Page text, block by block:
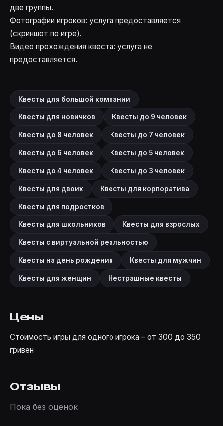
две группы.
Фотографии игроков: услуга предоставляется
(скриншот по игре).
Видео прохождения квеста: услуга не
предоставляется.
Квесты для большой компании
Квесты для новичков Квесты до 9 человек
Квесты до 8 человек Квесты до 7 человек
Квесты до 6 человек Квесты до 5 человек
Квесты до 4 человек Квесты до 3 человек
Квесты для двоих Квесты для корпоратива
Квесты для подростков
Квесты для школьников Квесты для взрослых
Квесты с виртуальной реальностью
Квесты на день рождения Квесты для мужчин
Квесты для женщин Нестрашные квесты
Цены
Стоимость игры для одного игрока – от 300 до 350
гривен
Отзывы
Пока без оценок